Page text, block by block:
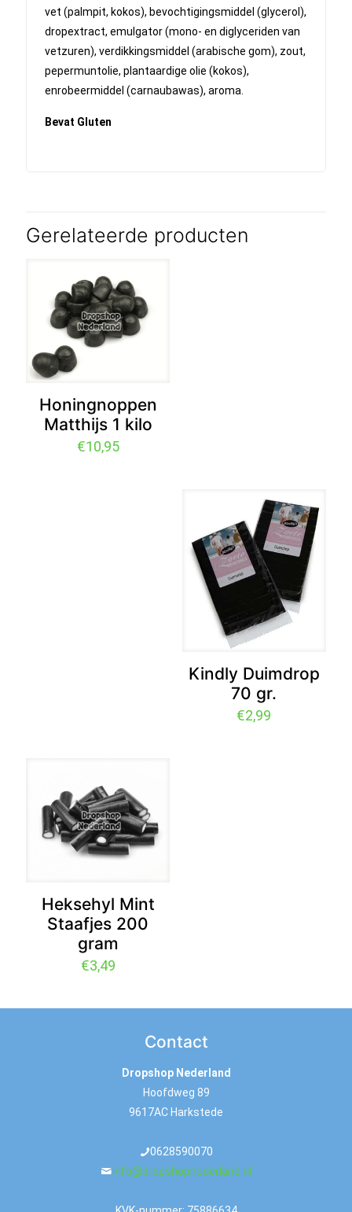
vet (palmpit, kokos), bevochtigingsmiddel (glycerol),
dropextract, emulgator (mono- en diglyceriden van
vetzuren), verdikkingsmiddel (arabische gom), zout,
pepermuntolie, plantaardige olie (kokos),
enrobeermiddel (carnaubawas), aroma.
Bevat Gluten
Gerelateerde producten
Honingnoppen
Matthijs 1 kilo
€10,95
Kindly Duimdrop
70 gr.
€2,99
Heksehyl Mint
Staafjes 200
gram
€3,49
Contact
Dropshop Nederland
Hoofdweg 89
9617AC Harkstede
0628590070
info@dropshopnederland.nl